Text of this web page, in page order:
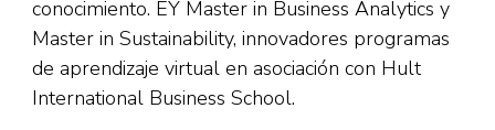
conocimiento. EY Master in Business Analytics y
Master in Sustainability, innovadores programas
de aprendizaje virtual en asociación con Hult
International Business School.